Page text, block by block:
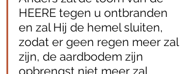
HEERE tegen u ontbranden
en zal Hij de hemel sluiten,
zodat er geen regen meer zal
zijn, de aardbodem zijn
opbrengst niet meer zal